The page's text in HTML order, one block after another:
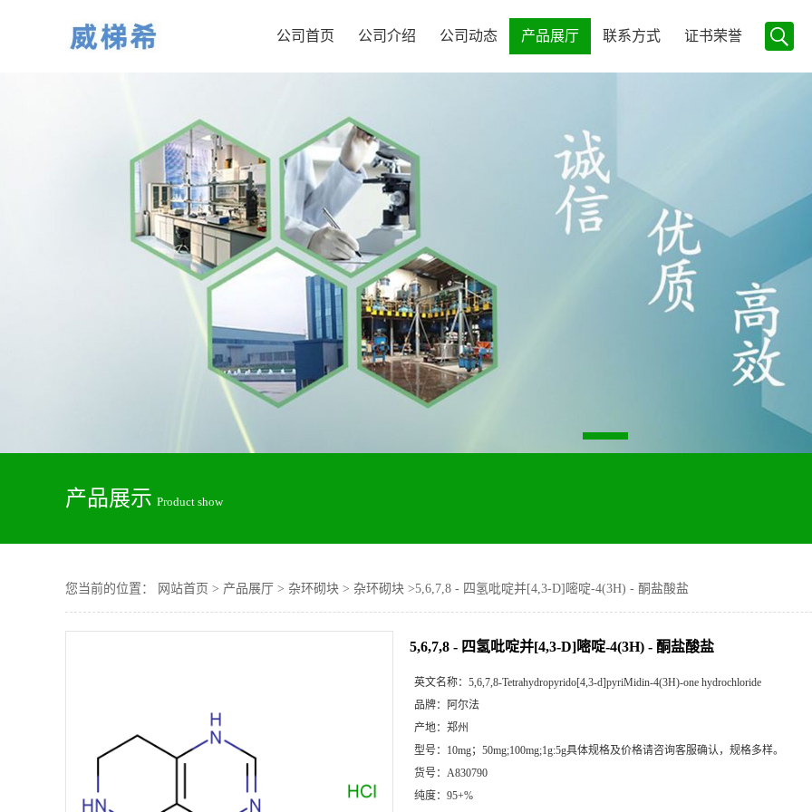
公司首页 公司介绍 公司动态 产品展厅 联系方式 证书荣誉
产品展示 Product show
您当前的位置： 网站首页 > 产品展厅 > 杂环砌块 > 杂环砌块 >5,6,7,8 - 四氢吡啶并[4,3-D]嘧啶-4(3H) - 酮盐酸盐
5,6,7,8 - 四氢吡啶并[4,3-D]嘧啶-4(3H) - 酮盐酸盐
英文名称： 5,6,7,8-Tetrahydropyrido[4,3-d]pyriMidin-4(3H)-one hydrochloride
品牌：
阿尔法
产地： 郑州
型号： 10mg；50mg;100mg;1g:5g具体规格及价格请咨询客服确认，规格多样。
货号： A830790
纯度： 95+%